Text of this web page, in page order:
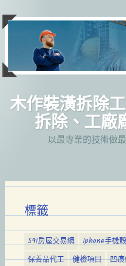
主
木作裝潢拆除
拆除、工廠
以最專業的技術做
標籤
591房屋交易網 iphone手機殼
保養品代工
健檢項目 凹